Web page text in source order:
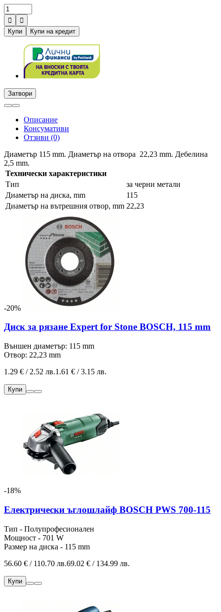


Купи
Купи на кредит
Затвори
Описание
Консумативи
Отзиви (0)
Диаметър 115 mm. Диаметър на отвора 22,23 mm. Дебелина
2,5 mm.
Технически характеристики
Тип
за черни метали
Диаметър на диска, mm
115
Диаметър на вътрешния отвор, mm 22,23
-20%
Диск за рязане Expert for Stone BOSCH, 115 mm
Външен диаметър: 115 mm
Отвор: 22,23 mm
1.29 € / 2.52 лв.1.61 € / 3.15 лв.
Купи
-18%
Електрически ъглошлайф BOSCH PWS 700-115
Тип - Полупрофесионален
Мощност - 701 W
Размер на диска - 115 mm
56.60 € / 110.70 лв.69.02 € / 134.99 лв.
Купи